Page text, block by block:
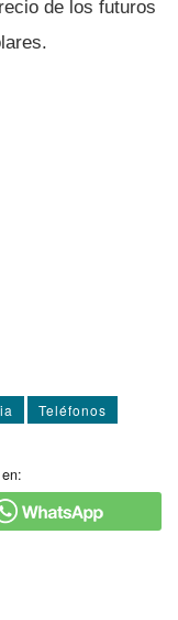
de los futuros
Teléfonos